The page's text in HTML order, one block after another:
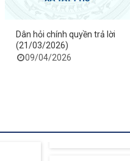
Dân hỏi chính quyền trả lời
(21/03/2026)
09/04/2026